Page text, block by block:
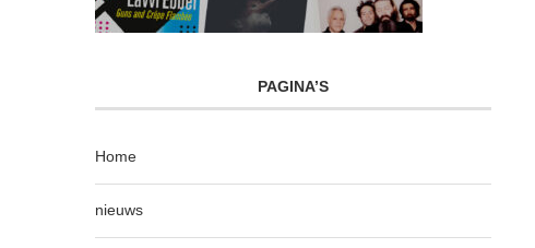
PAGINA’S
Home
nieuws